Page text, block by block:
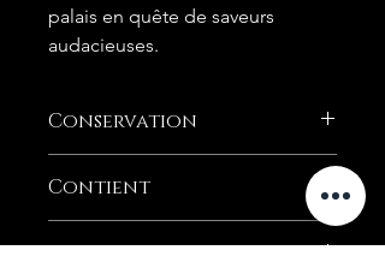
palais en quête de saveurs
audacieuses.
Conservation
A conserver au frais (6°) dans les 3
jours après l'achat
Contient
Click & Collect